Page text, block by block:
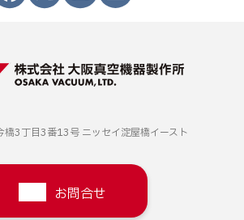
橋3丁目3番13号 ニッセイ淀屋橋イースト
お問合せ